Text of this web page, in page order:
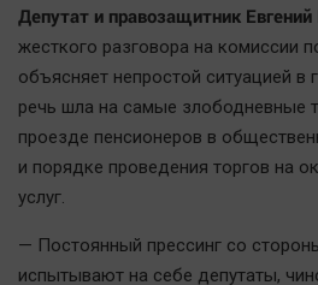
Отраслевые темы
Hедвижимость
Образование
XX век: криминальные уроки
Банки
Медицина
Депутат и правозащитник Евгений
жесткого разговора на комиссии
объясняет непростой ситуацией в
речь шла на самые злободневные
проезде пенсионеров в
и порядке проведения торгов на
услуг.
— Постоянный прессинг со
испытывают на себе депутаты,